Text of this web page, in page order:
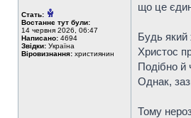
Стать:
Востаннє тут були:
14 червня 2026, 06:47
Написано: 4694
Звідки: Україна
Віровизнання: християнин
що це
Будь який
Христос
Подібно й
Однак,
Тому